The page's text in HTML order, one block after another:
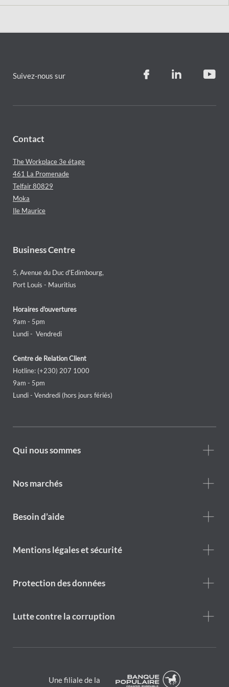
Suivez-nous sur
Contact
The Workplace 3e étage
461 La Promenade
Telfair 80829
Moka
Ile Maurice
Business Centre
5, Avenue du Duc d'Edimbourg,
Port Louis - Mauritius
Horaires d'ouvertures
9am - 5pm
Lundi - Vendredi
Centre de Relation Client
Hotline: (+230) 207 1000
9am - 5pm
Lundi - Vendredi (hors jours fériés)
Footer
are
Qui nous sommes
Nos marchés
Footer
Besoin d’aide
Footer
Mentions légales et sécurité
Protection des données
Lutte contre la corruption
Une filiale de la